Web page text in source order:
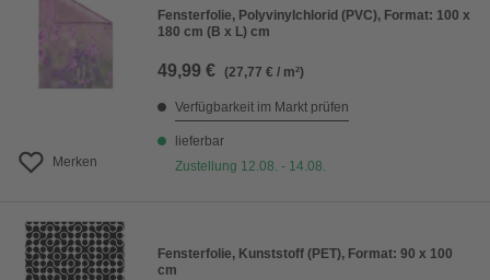
Merken
Fensterfolie, Polyvinylchlorid (PVC), Format: 100 x
180 cm (B x L) cm
49,99 € (27,77 € / m²)
Verfügbarkeit im Markt prüfen
lieferbar
Zustellung 12.08. - 14.08.
Fensterfolie, Kunststoff (PET), Format: 90 x 100
cm